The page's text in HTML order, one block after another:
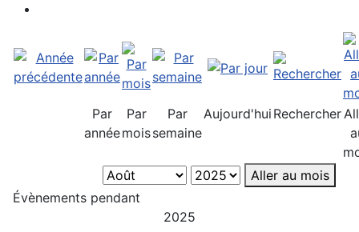
Par
année
Par
mois
Par
semaine
Aujourd'hui Rechercher
Aller au mois
Évènements pendant
2025